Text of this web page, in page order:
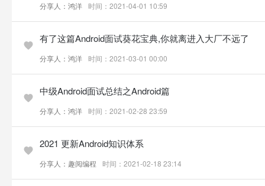
分享人：鸿洋 时间：2021-04-01 10:59
有了这篇Android面试葵花宝典,你就离进入大厂不远了
分享人：鸿洋 时间：2021-03-01 00:00
中级Android面试总结之Android篇
分享人：鸿洋 时间：2021-02-28 23:59
2021 更新Android知识体系
分享人：趣阅编程 时间：2021-02-18 23:14